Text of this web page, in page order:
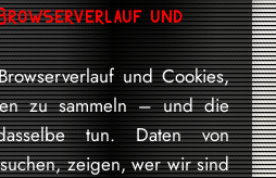
und
und Cookies,
zu sammeln – und die
tun. Daten von
zeigen, wer wir sind